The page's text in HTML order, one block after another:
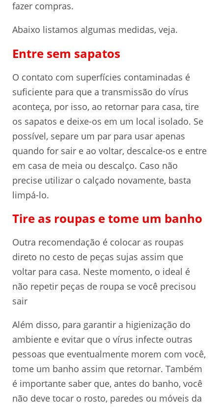
fazer compras.
Abaixo listamos algumas medidas, veja.
Entre sem sapatos
O contato com superfícies contaminadas é
suficiente para que a transmissão do vírus
aconteça, por isso, ao retornar para casa, tire
os sapatos e deixe-os em um local isolado. Se
possível, separe um par para usar apenas
quando for sair e ao voltar, descalce-os e entre
em casa de meia ou descalço. Caso não
precise utilizar o calçado novamente, basta
limpá-lo.
Tire as roupas e tome um banho
Outra recomendação é colocar as roupas
direto no cesto de peças sujas assim que
voltar para casa. Neste momento, o ideal é
não repetir peças de roupa se você precisou
sair
Além disso, para garantir a higienização do
ambiente e evitar que o vírus infecte outras
pessoas que eventualmente morem com você,
tome um banho assim que retornar. Também
é importante saber que, antes do banho, você
não deve tocar o rosto, paredes ou móveis da